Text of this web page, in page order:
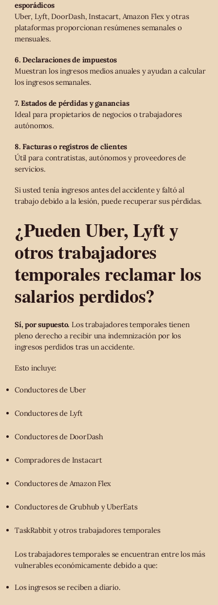
esporádicos
Uber, Lyft, DoorDash, Instacart, Amazon Flex y otras
plataformas proporcionan resúmenes semanales o
mensuales.
6. Declaraciones de impuestos
Muestran los ingresos medios anuales y ayudan a calcular
los ingresos semanales.
7. Estados de pérdidas y ganancias
Ideal para propietarios de negocios o trabajadores
autónomos.
8. Facturas o registros de clientes
Útil para contratistas, autónomos y proveedores de
servicios.
Si usted tenía ingresos antes del accidente y faltó al
trabajo debido a la lesión, puede recuperar sus pérdidas.
¿Pueden Uber, Lyft y
otros trabajadores
temporales reclamar los
salarios perdidos?
Sí, por supuesto. Los trabajadores temporales tienen
pleno derecho a recibir una indemnización por los
ingresos perdidos tras un accidente.
Esto incluye:
Conductores de Uber
Conductores de Lyft
Conductores de DoorDash
Compradores de Instacart
Conductores de Amazon Flex
Conductores de Grubhub y UberEats
TaskRabbit y otros trabajadores temporales
Los trabajadores temporales se encuentran entre los más
vulnerables económicamente debido a que:
Los ingresos se reciben a diario.